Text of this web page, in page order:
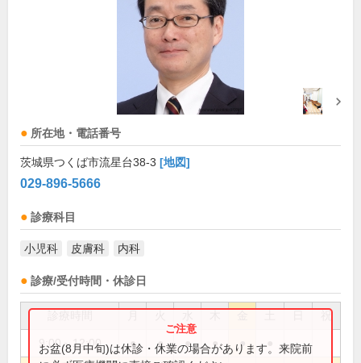
所在地・電話番号
茨城県つくば市流星台38-3 [地図]
029-896-5666
診療科目
小児科 皮膚科 内科
診療/受付時間・休診日
祝
9:00～12:00 ● ● ● ● ●
お盆(8月中旬)は休診・休業の場合があります。来院前